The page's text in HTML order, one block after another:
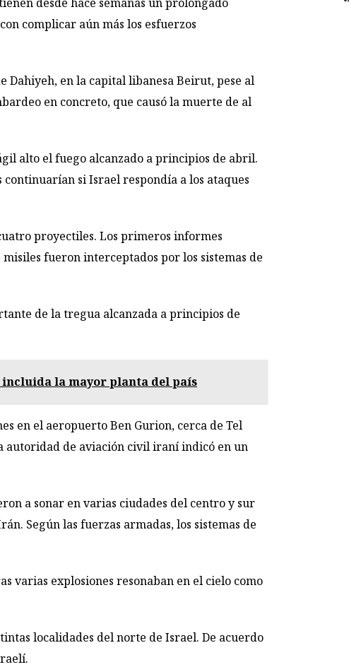
complicar aún más los esfuerzos
Dahiyeh, en la capital libanesa Beirut, pese al
en concreto, que causó la muerte de al
alto el fuego alcanzado a principios de abril.
si Israel respondía a los ataques
proyectiles. Los primeros informes
fueron interceptados por los sistemas de
de la tregua alcanzada a principios de
incluida la mayor planta del país
en el aeropuerto Ben Gurion, cerca de Tel
autoridad de aviación civil iraní indicó en un
a sonar en varias ciudades del centro y sur
Según las fuerzas armadas, los sistemas de
varias explosiones resonaban en el cielo como
localidades del norte de Israel. De acuerdo